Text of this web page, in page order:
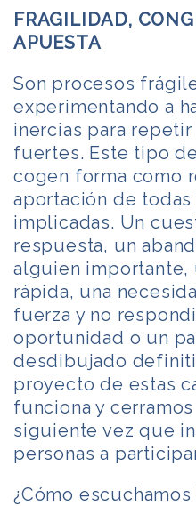
FRAGILIDAD,
APUESTA
Son procesos
experimentando a
inercias para
fuertes. Este tipo
cogen forma como
aportación de todas
implicadas. Un
respuesta, un
alguien importante,
rápida, una
fuerza y no
oportunidad o un
desdibujado
proyecto de estas
funciona y
siguiente vez que
personas a
¿Cómo